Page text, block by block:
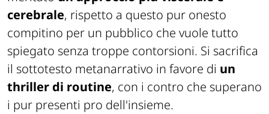
cerebrale, rispetto a questo pur onesto
compitino per un pubblico che vuole tutto
spiegato senza troppe contorsioni. Si sacrifica
il sottotesto metanarrativo in favore di un
thriller di routine, con i contro che superano
i pur presenti pro dell'insieme.